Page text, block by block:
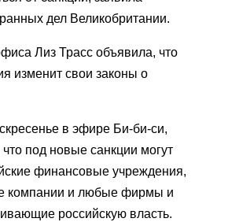
дел Великобритании.
Лиз Трасс объявила, что
изменит свои законы о
в эфире Би-би-си,
что под новые санкции могут
финансовые учреждения,
компании и любые фирмы и
российскую власть.